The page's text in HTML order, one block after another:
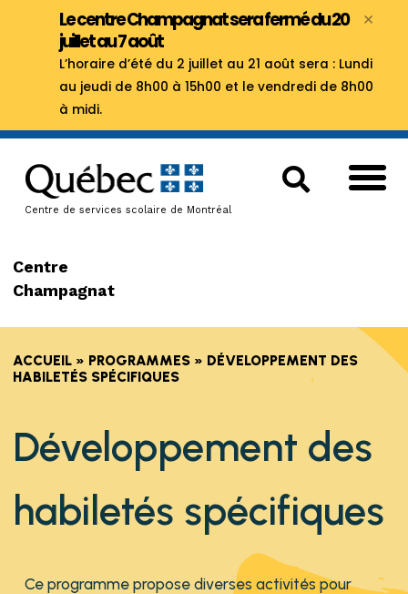
Le centre Champagnat sera fermé du 20
juillet au 7 août
L’horaire d’été du 2 juillet au 21 août sera : Lundi
au jeudi de 8h00 à 15h00 et le vendredi de 8h00
à midi.
×
Centre de services scolaire de Montréal
Centre
Champagnat
ACCUEIL» PROGRAMMES» DÉVELOPPEMENT DES
HABILETÉS SPÉCIFIQUES
Développement des
habiletés spécifiques
Ce programme propose diverses activités pour